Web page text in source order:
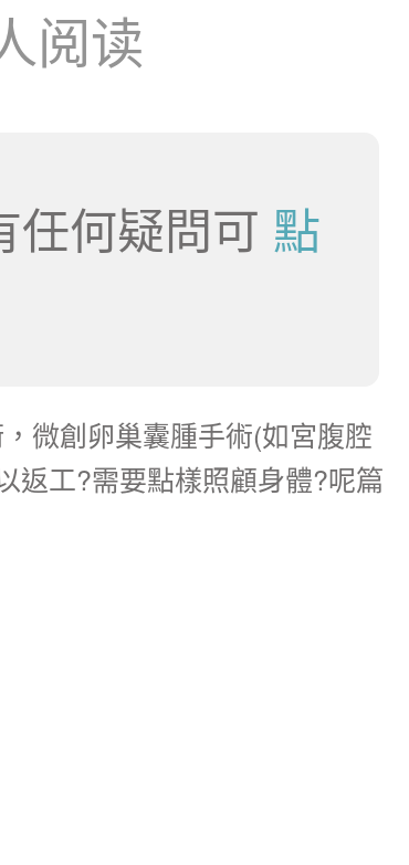
阅读
任何疑問可 點
微創卵巢囊腫手術(如宮腹腔
返工?需要點樣照顧身體?呢篇